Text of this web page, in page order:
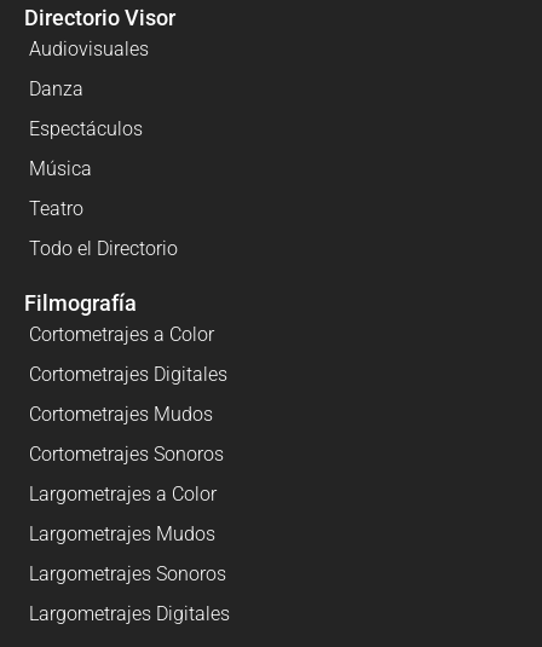
Directorio Visor
Audiovisuales
Danza
Espectáculos
Música
Teatro
Todo el Directorio
Filmografía
Cortometrajes a Color
Cortometrajes Digitales
Cortometrajes Mudos
Cortometrajes Sonoros
Largometrajes a Color
Largometrajes Mudos
Largometrajes Sonoros
Largometrajes Digitales